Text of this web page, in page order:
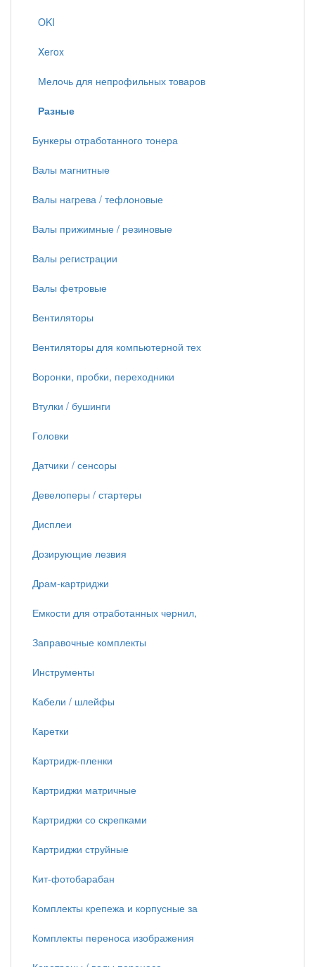
OKI
Xerox
Мелочь для непрофильных товаров
Разные
Бункеры отработанного тонера
Валы магнитные
Валы нагрева / тефлоновые
Валы прижимные / резиновые
Валы регистрации
Валы фетровые
Вентиляторы
Вентиляторы для компьютерной тех
Воронки, пробки, переходники
Втулки / бушинги
Головки
Датчики / сенсоры
Девелоперы / стартеры
Дисплеи
Дозирующие лезвия
Драм-картриджи
Емкости для отработанных чернил,
Заправочные комплекты
Инструменты
Кабели / шлейфы
Каретки
Картридж-пленки
Картриджи матричные
Картриджи со скрепками
Картриджи струйные
Кит-фотобарабан
Комплекты крепежа и корпусные за
Комплекты переноса изображения